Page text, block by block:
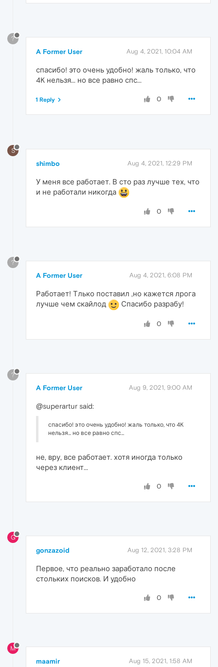
?
A Former User Aug 4, 2021, 10:04 AM
спасибо! это очень удобно! жаль только, что
4K нельзя... но все равно спс...
0
1 Reply
S
shimbo Aug 4, 2021, 12:29 PM
У меня все работает. В сто раз лучше тех, что
и не работали никогда
0
?
A Former User Aug 4, 2021, 6:08 PM
Работает! Тлько поставил ,но кажется лрога
лучше чем скайлод
Спасибо разрабу!
0
?
A Former User Aug 9, 2021, 9:00 AM
@superartur said:
спасибо! это очень удобно! жаль только, что 4K
нельзя... но все равно спс...
не, вру, все работает. хотя иногда только
через клиент...
0
G
gonzazoid Aug 12, 2021, 3:28 PM
Первое, что реально заработало после
стольких поисков. И удобно
0
M
maamir Aug 15, 2021, 1:58 AM